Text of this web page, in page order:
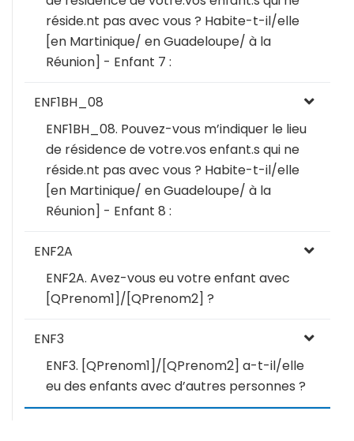
réside.nt pas avec vous ? Habite-t-il/elle
[en Martinique/ en Guadeloupe/ à la
Réunion] - Enfant 7 :
ENF1BH_08
ENF1BH_08. Pouvez-vous m’indiquer le lieu
de résidence de votre.vos enfant.s qui ne
réside.nt pas avec vous ? Habite-t-il/elle
[en Martinique/ en Guadeloupe/ à la
Réunion] - Enfant 8 :
ENF2A
ENF2A. Avez-vous eu votre enfant avec
[QPrenom1]/[QPrenom2] ?
ENF3
ENF3. [QPrenom1]/[QPrenom2] a-t-il/elle
eu des enfants avec d’autres personnes ?